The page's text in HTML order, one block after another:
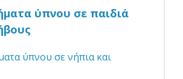
ύπνου σε παιδιά
ύπνου σε νήπια και